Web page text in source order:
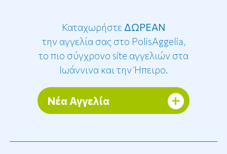
Καταχωρήστε ΔΩΡΕΑΝ
την αγγελία σας στο PolisAggelia,
το πιο σύγχρονο site αγγελιών στα
Ιωάννινα και την Ήπειρο.
Νέα Αγγελία